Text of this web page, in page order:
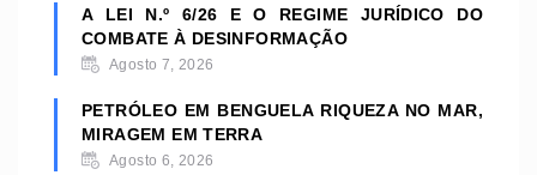
A LEI N.º 6/26 E O REGIME JURÍDICO DO
COMBATE À DESINFORMAÇÃO
Agosto 7, 2026
PETRÓLEO EM BENGUELA RIQUEZA NO MAR,
MIRAGEM EM TERRA
Agosto 6, 2026